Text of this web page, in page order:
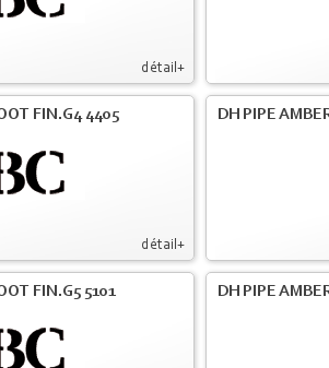
détail+
détail+
FIN.G4 4405 DH PIPE
FIN.G5 5101 DH PIPE